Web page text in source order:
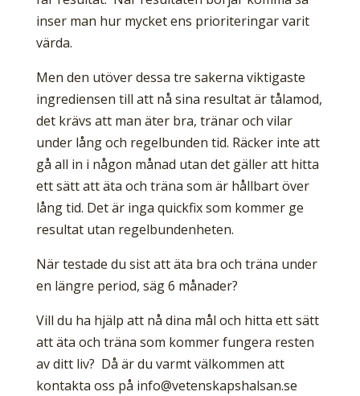
inser man hur mycket ens prioriteringar varit
värda.
Men den utöver dessa tre sakerna viktigaste
ingrediensen till att nå sina resultat är tålamod,
det krävs att man äter bra, tränar och vilar
under lång och regelbunden tid. Räcker inte att
gå all in i någon månad utan det gäller att hitta
ett sätt att äta och träna som är hållbart över
lång tid. Det är inga quickfix som kommer ge
resultat utan regelbundenheten.
När testade du sist att äta bra och träna under
en längre period, säg 6 månader?
Vill du ha hjälp att nå dina mål och hitta ett sätt
att äta och träna som kommer fungera resten
av ditt liv? Då är du varmt välkommen att
kontakta oss på info@vetenskapshalsan.se